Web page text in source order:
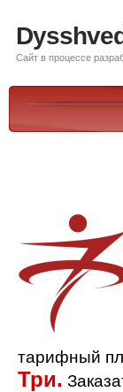
Сайт в процессе
тарифный
Три.